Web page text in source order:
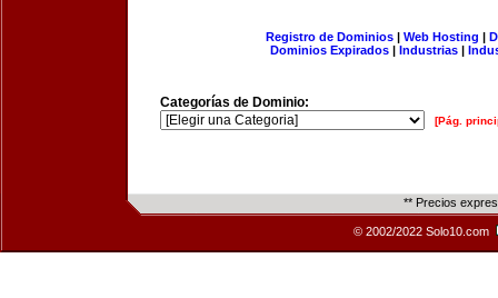
Registro de Dominios| Web Hosting |
Dominios Expirados | Industrias |
Categorías de Dominio:
[Pág.
** Precios
© 2002/2022 Solo10.com